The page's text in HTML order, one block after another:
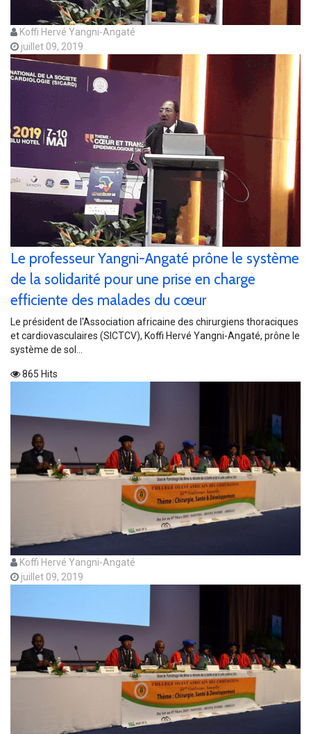
Koffi Hervé Yangni-Angaté
juillet 09, 2019
Le professeur Yangni-Angaté prône le système
de la solidarité pour une prise en charge
efficiente des malades du cœur
​Le président de l'Association africaine des chirurgiens thoraciques
et cardiovasculaires (SICTCV), Koffi Hervé Yangni-Angaté, prône le
système de sol...
865 Hits
Koffi Hervé Yangni-Angaté
juillet 09, 2019